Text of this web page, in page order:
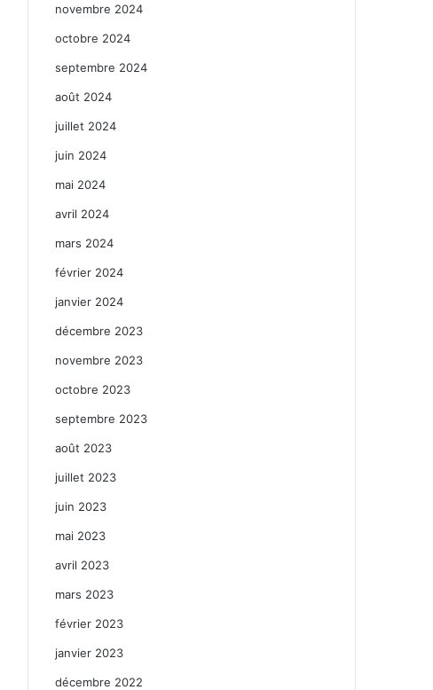
novembre 2024
octobre 2024
septembre 2024
août 2024
juillet 2024
juin 2024
mai 2024
avril 2024
mars 2024
février 2024
janvier 2024
décembre 2023
novembre 2023
octobre 2023
septembre 2023
août 2023
juillet 2023
juin 2023
mai 2023
avril 2023
mars 2023
février 2023
janvier 2023
décembre 2022